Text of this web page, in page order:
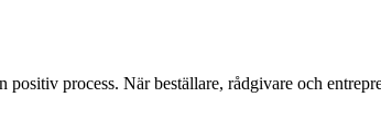
process. När beställare, rådgivare och